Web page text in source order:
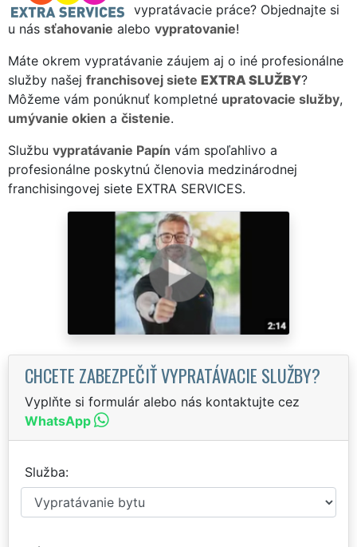
vypratávacie práce? Objednajte si
u nás sťahovanie alebo vypratovanie!
Máte okrem vypratávanie záujem aj o iné profesionálne
služby našej franchisovej siete EXTRA SLUŽBY?
Môžeme vám ponúknuť kompletné upratovacie služby,
umývanie okien a čistenie.
Službu vypratávanie Papín vám spoľahlivo a
profesionálne poskytnú členovia medzinárodnej
franchisingovej siete EXTRA SERVICES.
CHCETE ZABEZPEČIŤ VYPRATÁVACIE SLUŽBY?
Vyplňte si formulár alebo nás kontaktujte cez
WhatsApp
Služba